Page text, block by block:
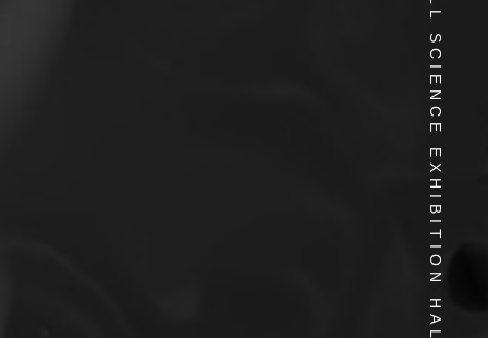
CELL SCIENCE EXHIBITION HALL